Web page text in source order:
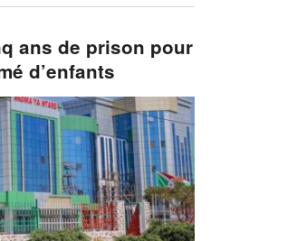
ans de prison pour
d’enfants